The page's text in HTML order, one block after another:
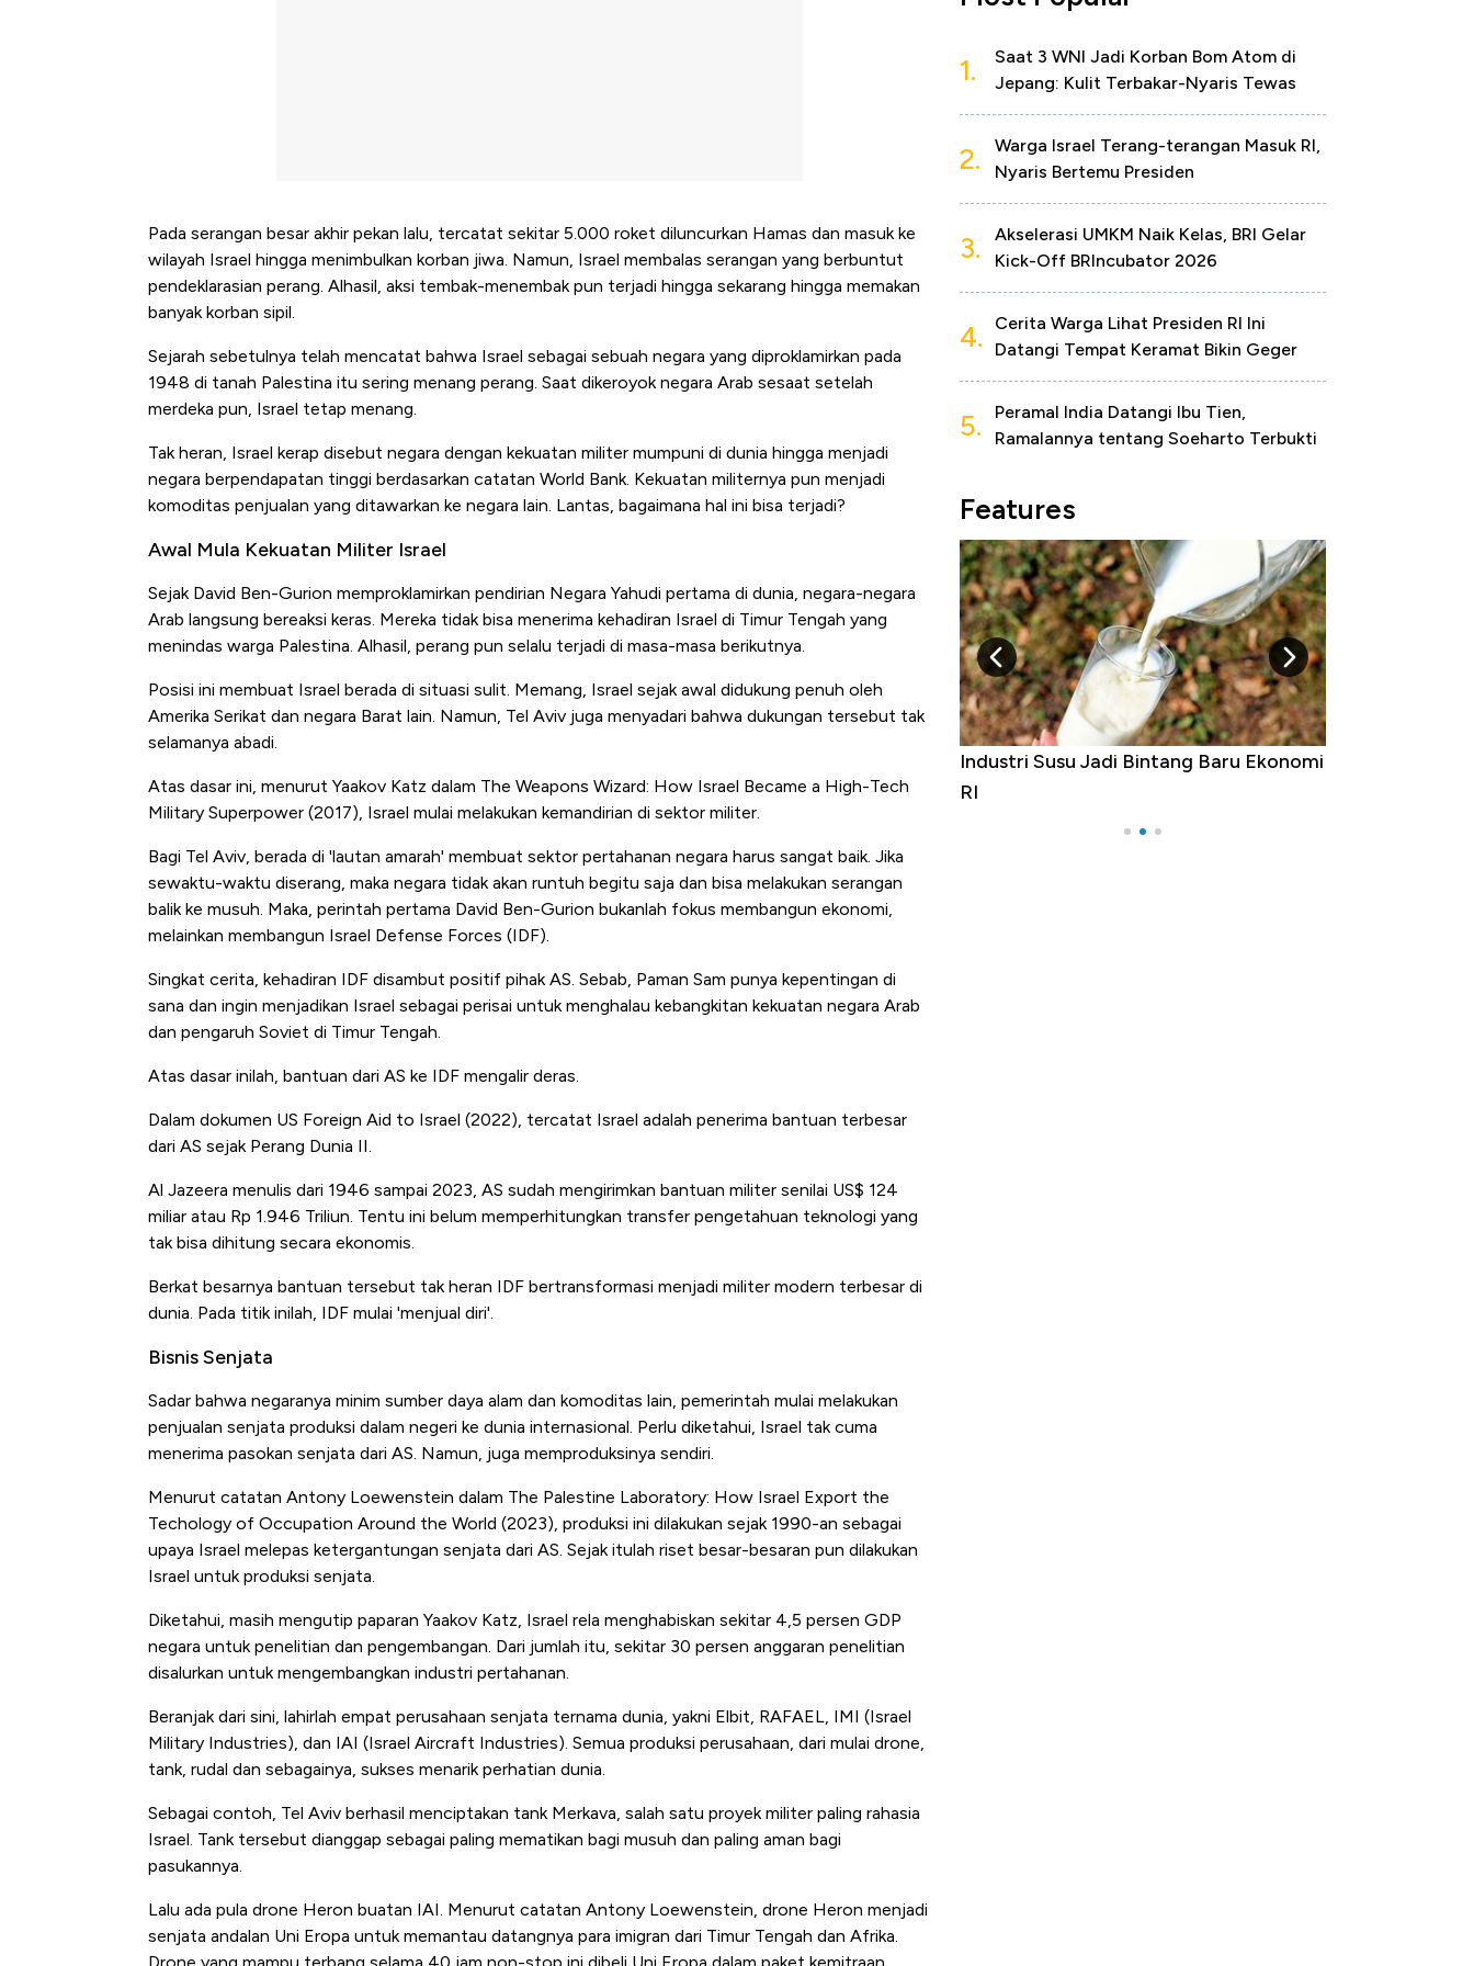
Pada serangan besar akhir pekan lalu, tercatat sekitar 5.000 roket diluncurkan Hamas dan masuk ke
wilayah Israel hingga menimbulkan korban jiwa. Namun, Israel membalas serangan yang berbuntut
pendeklarasian perang. Alhasil, aksi tembak-menembak pun terjadi hingga sekarang hingga memakan
banyak korban sipil.
Sejarah sebetulnya telah mencatat bahwa Israel sebagai sebuah negara yang diproklamirkan pada
1948 di tanah Palestina itu sering menang perang. Saat dikeroyok negara Arab sesaat setelah
merdeka pun, Israel tetap menang.
Tak heran, Israel kerap disebut negara dengan kekuatan militer mumpuni di dunia hingga menjadi
negara berpendapatan tinggi berdasarkan catatan World Bank. Kekuatan militernya pun menjadi
komoditas penjualan yang ditawarkan ke negara lain. Lantas, bagaimana hal ini bisa terjadi?
Awal Mula Kekuatan Militer Israel
Sejak David Ben-Gurion memproklamirkan pendirian Negara Yahudi pertama di dunia, negara-negara
Arab langsung bereaksi keras. Mereka tidak bisa menerima kehadiran Israel di Timur Tengah yang
menindas warga Palestina. Alhasil, perang pun selalu terjadi di masa-masa berikutnya.
Posisi ini membuat Israel berada di situasi sulit. Memang, Israel sejak awal didukung penuh oleh
Amerika Serikat dan negara Barat lain. Namun, Tel Aviv juga menyadari bahwa dukungan tersebut tak
selamanya abadi.
Atas dasar ini, menurut Yaakov Katz dalam The Weapons Wizard: How Israel Became a High-Tech
Military Superpower (2017), Israel mulai melakukan kemandirian di sektor militer.
Bagi Tel Aviv, berada di 'lautan amarah' membuat sektor pertahanan negara harus sangat baik. Jika
sewaktu-waktu diserang, maka negara tidak akan runtuh begitu saja dan bisa melakukan serangan
balik ke musuh. Maka, perintah pertama David Ben-Gurion bukanlah fokus membangun ekonomi,
melainkan membangun Israel Defense Forces (IDF).
Singkat cerita, kehadiran IDF disambut positif pihak AS. Sebab, Paman Sam punya kepentingan di
sana dan ingin menjadikan Israel sebagai perisai untuk menghalau kebangkitan kekuatan negara Arab
dan pengaruh Soviet di Timur Tengah.
Atas dasar inilah, bantuan dari AS ke IDF mengalir deras.
Dalam dokumen US Foreign Aid to Israel (2022), tercatat Israel adalah penerima bantuan terbesar
dari AS sejak Perang Dunia II.
Al Jazeera menulis dari 1946 sampai 2023, AS sudah mengirimkan bantuan militer senilai US$ 124
miliar atau Rp 1.946 Triliun. Tentu ini belum memperhitungkan transfer pengetahuan teknologi yang
tak bisa dihitung secara ekonomis.
Berkat besarnya bantuan tersebut tak heran IDF bertransformasi menjadi militer modern terbesar di
dunia. Pada titik inilah, IDF mulai 'menjual diri'.
Bisnis Senjata
Sadar bahwa negaranya minim sumber daya alam dan komoditas lain, pemerintah mulai melakukan
penjualan senjata produksi dalam negeri ke dunia internasional. Perlu diketahui, Israel tak cuma
menerima pasokan senjata dari AS. Namun, juga memproduksinya sendiri.
Menurut catatan Antony Loewenstein dalam The Palestine Laboratory: How Israel Export the
Techology of Occupation Around the World (2023), produksi ini dilakukan sejak 1990-an sebagai
upaya Israel melepas ketergantungan senjata dari AS. Sejak itulah riset besar-besaran pun dilakukan
Israel untuk produksi senjata.
Diketahui, masih mengutip paparan Yaakov Katz, Israel rela menghabiskan sekitar 4,5 persen GDP
negara untuk penelitian dan pengembangan. Dari jumlah itu, sekitar 30 persen anggaran penelitian
disalurkan untuk mengembangkan industri pertahanan.
Beranjak dari sini, lahirlah empat perusahaan senjata ternama dunia, yakni Elbit, RAFAEL, IMI (Israel
Military Industries), dan IAI (Israel Aircraft Industries). Semua produksi perusahaan, dari mulai drone,
tank, rudal dan sebagainya, sukses menarik perhatian dunia.
Sebagai contoh, Tel Aviv berhasil menciptakan tank Merkava, salah satu proyek militer paling rahasia
Israel. Tank tersebut dianggap sebagai paling mematikan bagi musuh dan paling aman bagi
pasukannya.
Lalu ada pula drone Heron buatan IAI. Menurut catatan Antony Loewenstein, drone Heron menjadi
senjata andalan Uni Eropa untuk memantau datangnya para imigran dari Timur Tengah dan Afrika.
1.
Saat 3 WNI Jadi Korban Bom Atom di
Jepang: Kulit Terbakar-Nyaris Tewas
2.
Warga Israel Terang-terangan Masuk RI,
Nyaris Bertemu Presiden
3.
Akselerasi UMKM Naik Kelas, BRI Gelar
Kick-Off BRIncubator 2026
4.
Cerita Warga Lihat Presiden RI Ini
Datangi Tempat Keramat Bikin Geger
5.
Peramal India Datangi Ibu Tien,
Ramalannya tentang Soeharto Terbukti
Features
Alas Kaki Tumbuh Double Digit
Industri Susu Jadi Bintang Baru Ekonomi
RI
5 Raja Ekonomi Indonesia: Maaf,